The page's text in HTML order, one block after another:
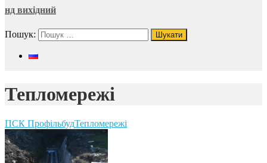
нд вихідний
Пошук:
Тепломережі
ПСК ПрофільбудТепломережі